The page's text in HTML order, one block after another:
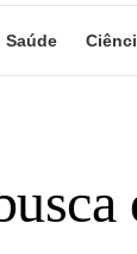
Saúde